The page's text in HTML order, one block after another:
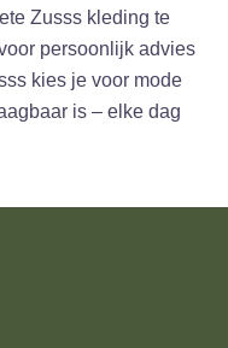
Zusss kleding te
persoonlijk advies
kies je voor mode
is – elke dag